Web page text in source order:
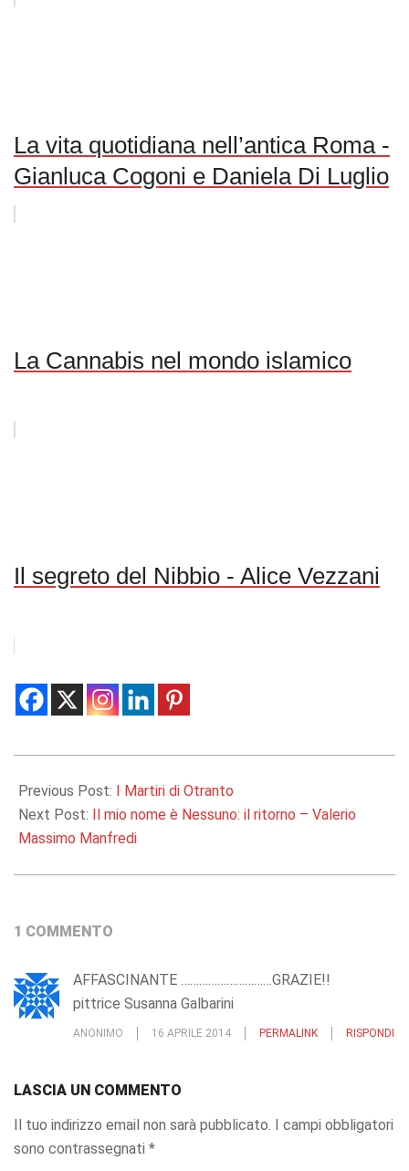
La vita quotidiana nell’antica Roma -
Gianluca Cogoni e Daniela Di Luglio
La Cannabis nel mondo islamico
Il segreto del Nibbio - Alice Vezzani
04-
16
Previous Post:
I Martiri di Otranto
Next Post:
Il mio nome è Nessuno: il ritorno – Valerio
Massimo Manfredi
1 COMMENTO
AFFASCINANTE …………………………GRAZIE!!
pittrice Susanna Galbarini
ANONIMO 16 APRILE 2014 PERMALINK RISPONDI
LASCIA UN COMMENTO
Il tuo indirizzo email non sarà pubblicato. I campi obbligatori
sono contrassegnati *